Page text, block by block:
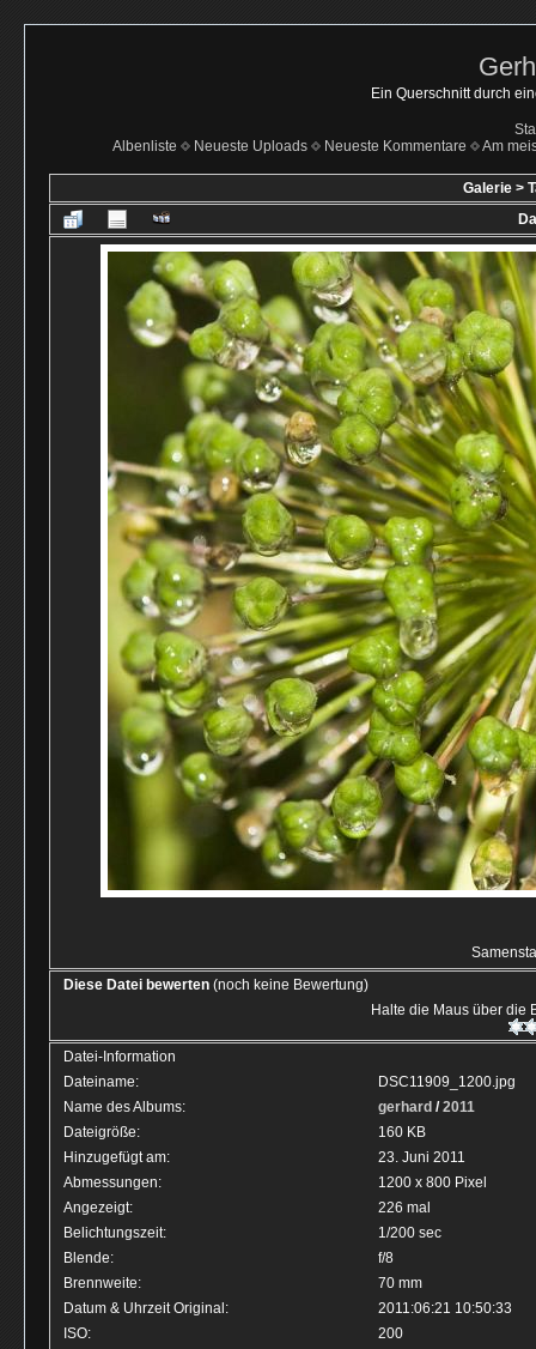
Ein Querschnitt durch
Albenliste
Neueste Uploads Neueste Kommentare Am
Galerie >
Diese Datei bewerten (noch keine Bewertung)
Halte die Maus über die
Datei-Information
Dateiname:
DSC11909_1200.jpg
Name des Albums:
gerhard /2011
Dateigröße:
160 KB
Hinzugefügt am:
23. Juni 2011
Abmessungen:
1200 x 800 Pixel
Angezeigt:
226 mal
Belichtungszeit:
1/200 sec
Blende:
f/8
Brennweite:
70 mm
Datum & Uhrzeit Original:
2011:06:21 10:50:33
ISO:
200